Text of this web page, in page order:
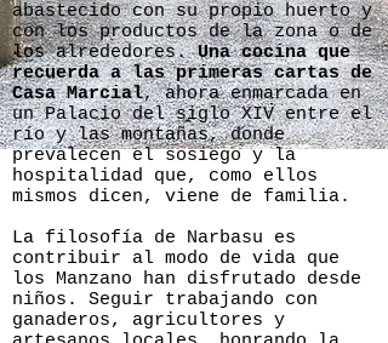
abastecido con su propio huerto y
con los productos de la zona o de
los alrededores.Una cocina que
recuerda a las primeras cartas de
Casa Marcial, ahora enmarcada en
un Palacio del siglo XIV entre el
río y las montañas, donde
prevalecen el sosiego y la
hospitalidad que, como ellos
mismos dicen, viene de familia.
La filosofía de Narbasu es
contribuir al modo de vida que
los Manzano han disfrutado desde
niños. Seguir trabajando con
ganaderos, agricultores y